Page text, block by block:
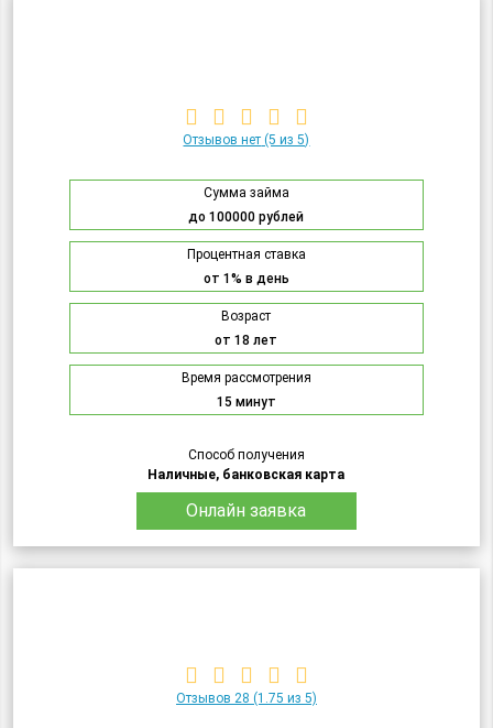
Отзывов нет (5 из 5)
Сумма займа
до 100000 рублей
Процентная ставка
от 1% в день
Возраст
от 18 лет
Время рассмотрения
15 минут
Способ получения
Наличные, банковская карта
Онлайн заявка
Отзывов 28 (1.75 из 5)